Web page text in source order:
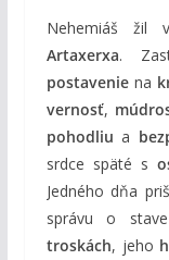
Nehemiáš žil
Artaxerxa.
postaveniena
vernosť,
pohodliu a
srdce späté s
Jedného dňa
správu o
troskách, jeho